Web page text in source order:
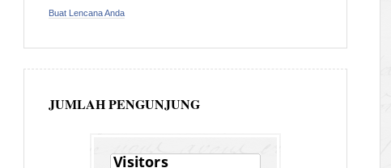
Buat Lencana Anda
JUMLAH PENGUNJUNG